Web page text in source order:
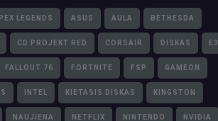
LEGENDS ASUS AULA BETHESDA
CD PROJEKT RED CORSAIR DISKAS E3
FALLOUT 76 FORTNITE FSP GAMEON
INTEL KIETASIS DISKAS KINGSTON
NAUJIENA NETFLIX NINTENDO NVIDIA